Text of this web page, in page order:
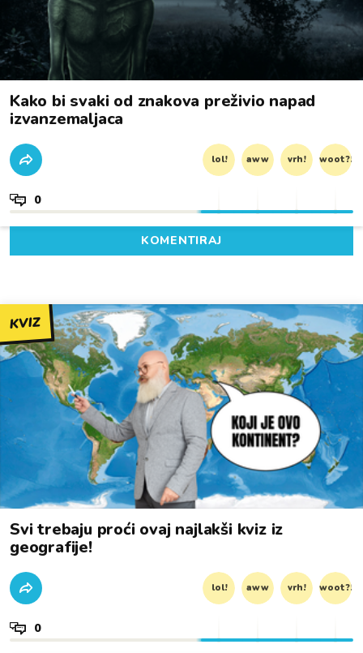
Kako bi svaki od znakova preživio napad
izvanzemaljaca
lol! aww vrh! woot?!
0
KOMENTIRAJ
KVIZ
Svi trebaju proći ovaj najlakši kviz iz
geografije!
lol! aww vrh! woot?!
0